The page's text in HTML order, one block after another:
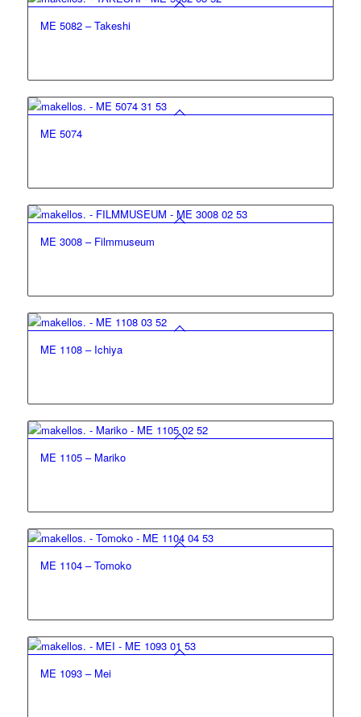
ME 5082 – Takeshi
ME 5074
ME 3008 – Filmmuseum
ME 1108 – Ichiya
ME 1105 – Mariko
ME 1104 – Tomoko
ME 1093 – Mei